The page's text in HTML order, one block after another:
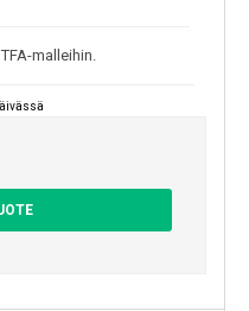
malleihin.